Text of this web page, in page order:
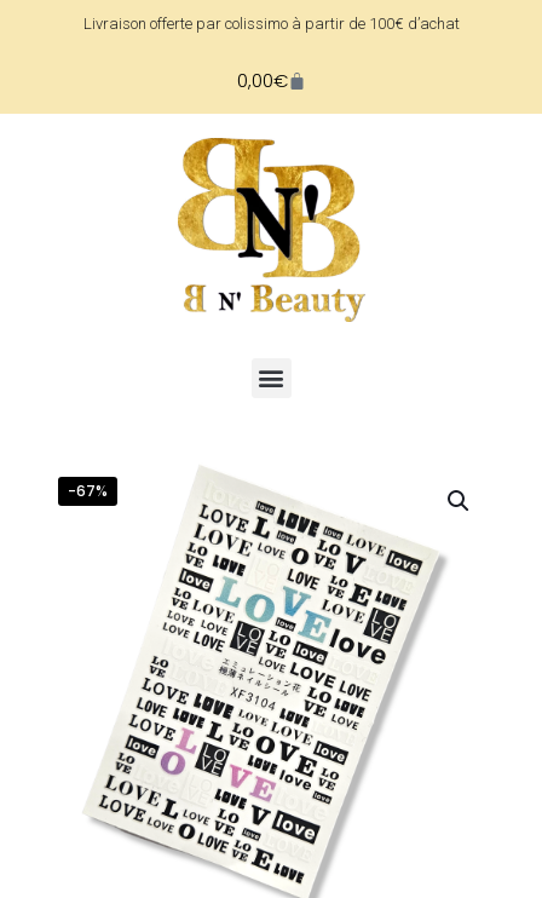
Livraison offerte par colissimo à partir de 100€ d’achat
0,00€
-67%